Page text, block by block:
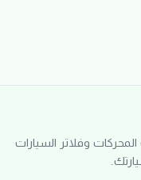
وفلاتر السيارات